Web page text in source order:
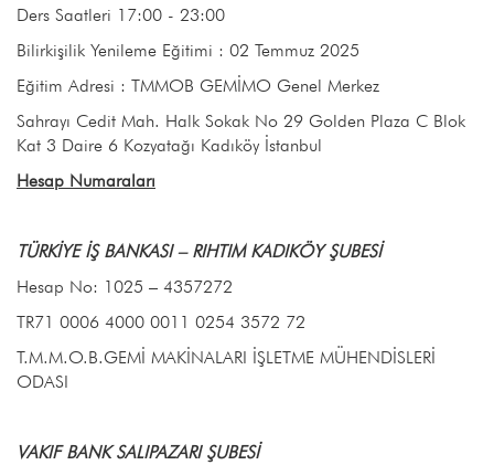
Ders Saatleri 17:00 - 23:00
Bilirkişilik Yenileme Eğitimi : 02 Temmuz 2025
Eğitim Adresi : TMMOB GEMİMO Genel Merkez
Sahrayı Cedit Mah. Halk Sokak No 29 Golden Plaza C Blok
Kat 3 Daire 6 Kozyatağı Kadıköy İstanbul
Hesap Numaraları
TÜRKİYE İŞ BANKASI – RIHTIM KADIKÖY ŞUBESİ
Hesap No: 1025 – 4357272
TR71 0006 4000 0011 0254 3572 72
T.M.M.O.B.GEMİ MAKİNALARI İŞLETME MÜHENDİSLERİ
ODASI
VAKIF BANK SALIPAZARI ŞUBESİ